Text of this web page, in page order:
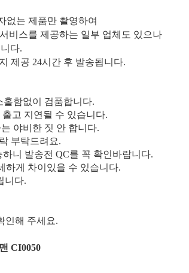
없는 제품만 촬영하여
비스를 제공하는 일부 업체도 있으나
다.
제공 24시간 후 발송됩니다.
함없이 검품합니다.
고 지연될 수 있습니다.
야비한 짓 안 합니다.
부탁드려요.
니 발송전 QC를 꼭 확인바랍니다.
하게 차이있을 수 있습니다.
니다.
인해 주세요.
CI0050